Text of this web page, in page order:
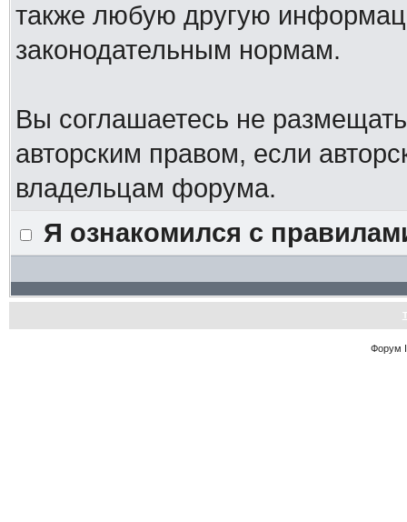
также любую другую
законодательным нормам.
Вы соглашаетесь не
авторским правом, если
владельцам форума.
Я ознакомился с
Форум